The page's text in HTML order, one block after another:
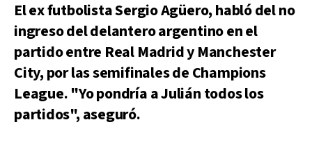
El ex futbolista Sergio Agüero, habló del no
ingreso del delantero argentino en el
partido entre Real Madrid y Manchester
City, por las semifinales de Champions
League. "Yo pondría a Julián todos los
partidos", aseguró.